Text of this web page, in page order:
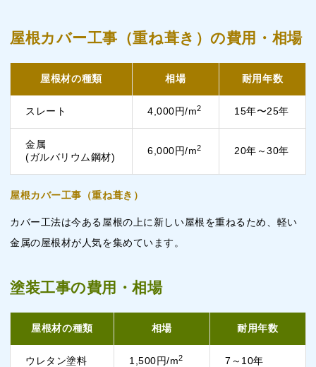
屋根カバー工事（重ね葺き）の費用・相場
屋根材の種類 相場 耐用年数
スレート 4,000円/m2 15年〜25年
金属
(ガルバリウム鋼材)
6,000円/m2 20年～30年
屋根カバー工事（重ね葺き）
カバー工法は今ある屋根の上に新しい屋根を重ねるため、軽い
金属の屋根材が人気を集めています。
塗装工事の費用・相場
屋根材の種類 相場 耐用年数
ウレタン塗料 1,500円/m2 7～10年